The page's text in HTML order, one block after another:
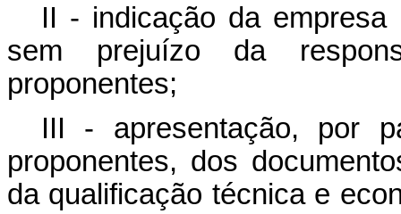
II - indicação da empresa
sem prejuízo da
proponentes;
III - apresentação, por
proponentes, dos
da qualificação técnica e